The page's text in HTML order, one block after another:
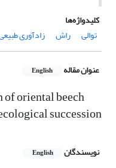
کلیدواژه‌ها
توالی
راش زادآوری
عنوان مقاله English
oriental beech
succession
نویسندگان English